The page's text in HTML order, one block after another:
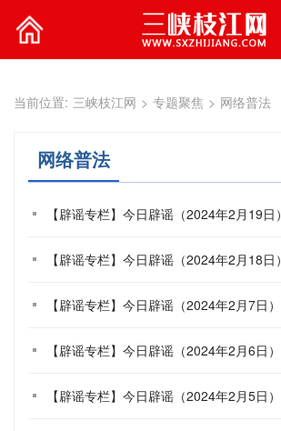
当前位置: 三峡枝江网 > 专题聚焦 > 网络普法
网络普法
【辟谣专栏】今日辟谣（2024年2月19日）
【辟谣专栏】今日辟谣（2024年2月18日）
【辟谣专栏】今日辟谣（2024年2月7日）
【辟谣专栏】今日辟谣（2024年2月6日）
【辟谣专栏】今日辟谣（2024年2月5日）